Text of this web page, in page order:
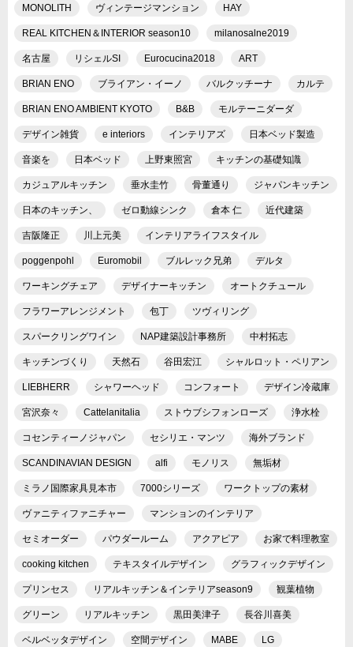
MONOLITH ヴィンテージマンション HAY
REAL KITCHEN＆INTERIOR season10 milanosalne2019
名古屋 リシェルSI Eurocucina2018 ART
BRIAN ENO ブライアン・イーノ バルクッチーナ カルテ
BRIAN ENO AMBIENT KYOTO B&B モルテーニダーダ
デザイン雑貨 e interiors インテリアズ 日本ベッド製造
音楽を 日本ベッド 上野東照宮 キッチンの基礎知識
カジュアルキッチン 垂水圭竹 骨董通り ジャパンキッチン
日本のキッチン、 ゼロ動線シンク 倉本 仁 近代建築
吉阪隆正 川上元美 インテリアライフスタイル
poggenpohl Euromobil ブルレック兄弟 デルタ
ワーキングチェア デザイナーキッチン オートクチュール
フラワーアレンジメント 包丁 ツヴィリング
スパークリングワイン NAP建築設計事務所 中村拓志
キッチンづくり 天然石 谷田宏江 シャルロット・ペリアン
LIEBHERR シャワーヘッド コンフォート デザイン冷蔵庫
宮沢奈々 Cattelanitalia ストウブシフォンローズ 浄水栓
コセンティーノジャパン セシリエ・マンツ 海外ブランド
SCANDINAVIAN DESIGN alfi モノリス 無垢材
ミラノ国際家具見本市 7000シリーズ ワークトップの素材
ヴァニティファニチャー マンションのインテリア
セミオーダー パウダールーム アクアピア お家で料理教室
cooking kitchen テキスタイルデザイン グラフィックデザイン
プリンセス リアルキッチン＆インテリアseason9 観葉植物
グリーン リアルキッチン 黒田美津子 長谷川喜美
ベルベッタデザイン 空間デザイン MABE LG